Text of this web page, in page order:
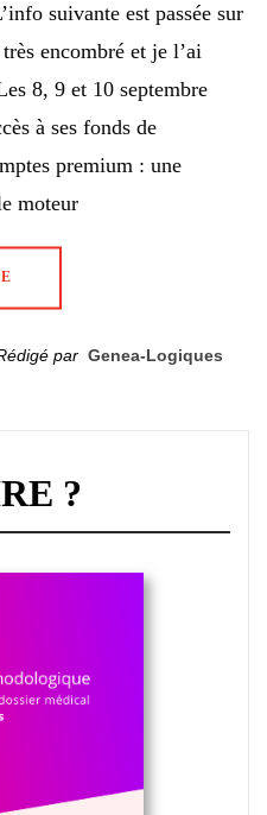
suivante est passée sur
encombré et je l’ai
8, 9 et 10 septembre
à ses fonds de
premium : une
moteur
par Genea-Logiques
?